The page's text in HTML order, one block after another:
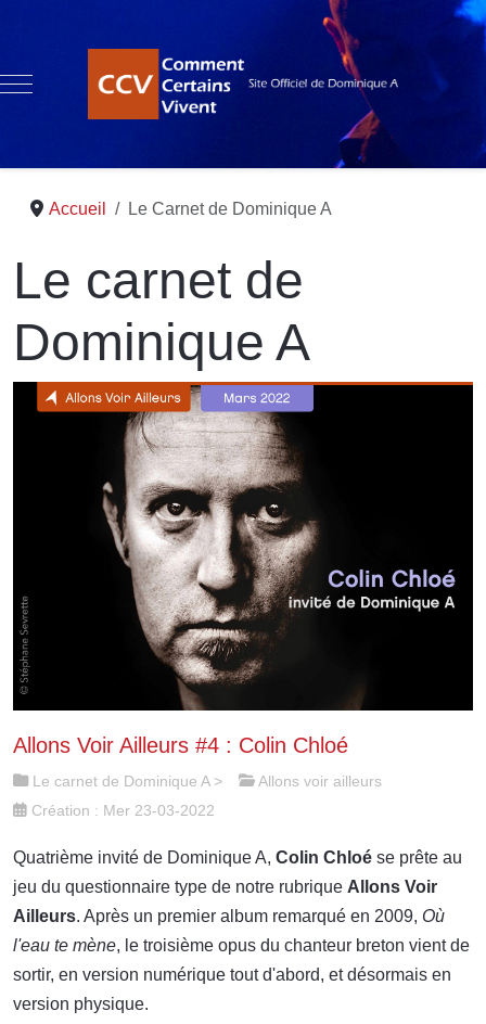
Mobile Menu Toggle
Accueil Le Carnet de Dominique A
Le carnet de
Dominique A
Allons Voir Ailleurs #4 : Colin Chloé
Le carnet de Dominique A>
Allons voir ailleurs
Création : Mer 23-03-2022
Quatrième invité de Dominique A, Colin Chloé se prête au
jeu du questionnaire type de notre rubrique Allons Voir
Ailleurs. Après un premier album remarqué en 2009, Où
l'eau te mène, le troisième opus du chanteur breton vient de
sortir, en version numérique tout d'abord, et désormais en
version physique.